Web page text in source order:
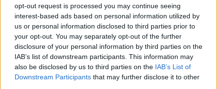
opt-out request is processed you may continue seeing
interest-based ads based on personal information utilized by
us or personal information disclosed to third parties prior to
your opt-out. You may separately opt-out of the further
disclosure of your personal information by third parties on the
IAB’s list of downstream participants. This information may
also be disclosed by us to third parties on the IAB’s List of
Downstream Participants that may further disclose it to other
geltona spalva.
Česnakynė
Reikės: